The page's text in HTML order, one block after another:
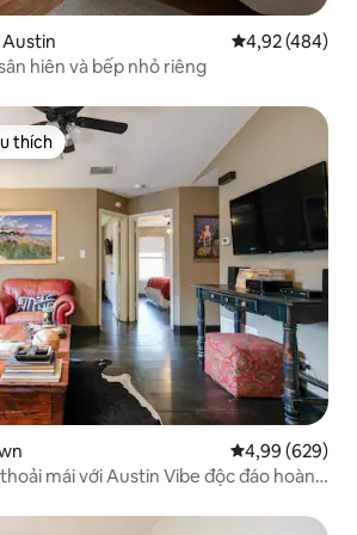
Xếp hạng
4,92 (484)
hiên và bếp nhỏ riêng
nhất
thích
Xếp hạng
4,99 (629)
mái với Austin Vibe độc đáo hoàn